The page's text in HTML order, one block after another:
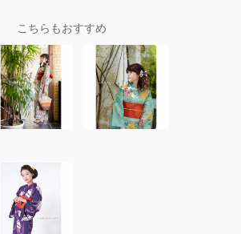
こちらもおすすめ